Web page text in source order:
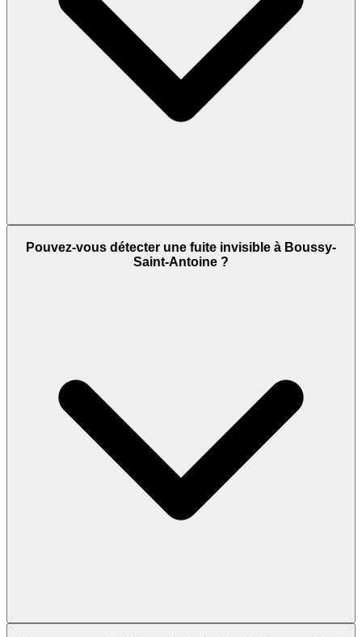
Pouvez-vous détecter une fuite invisible à Boussy-
Saint-Antoine ?